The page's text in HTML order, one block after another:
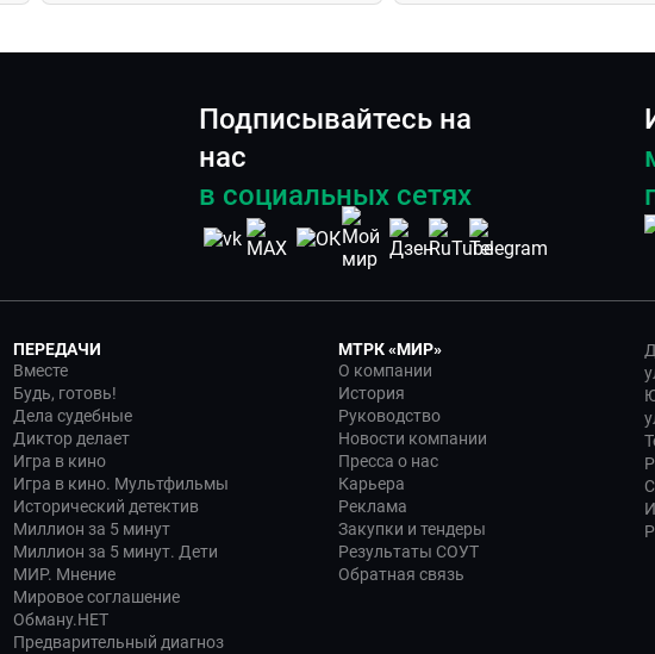
Подписывайтесь на
нас
в социальных сетях
ПЕРЕДАЧИ
Вместе
Будь, готовь!
Дела судебные
Диктор делает
Игра в кино
Игра в кино. Мультфильмы
Исторический детектив
Миллион за 5 минут
Миллион за 5 минут. Дети
МИР. Мнение
Мировое соглашение
Обману.НЕТ
Предварительный диагноз
МТРК «МИР»
О компании
История
Руководство
Новости компании
Пресса о нас
Карьера
Реклама
Закупки и тендеры
Результаты СОУТ
Обратная связь